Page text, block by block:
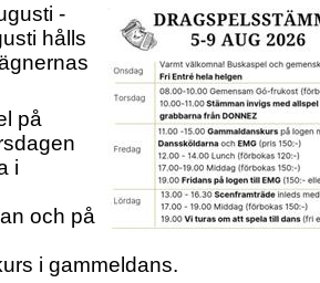
-
hålls
på
i
och på
i gammeldans.